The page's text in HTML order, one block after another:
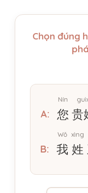
Chọn đúng
A:
Nín
您 贵
B:
Wǒ
我
xìng
姓